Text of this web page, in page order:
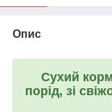
Опис
Сухий
порід, зі